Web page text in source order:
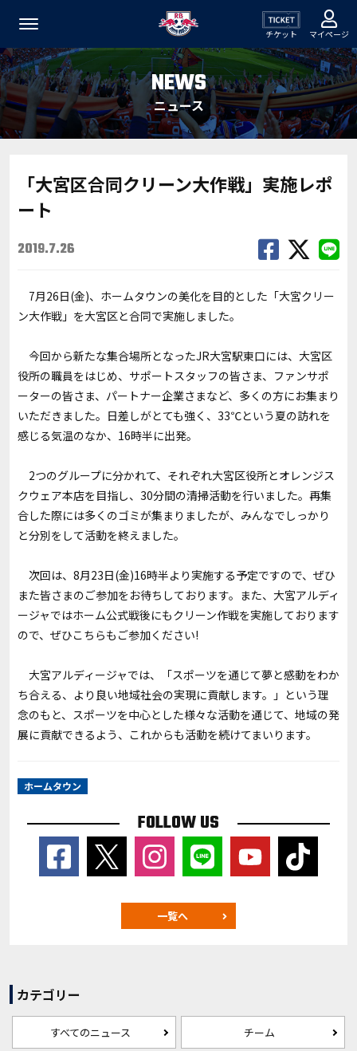
チケット マイページ
NEWS
ニュース
「大宮区合同クリーン大作戦」実施レポ
ート
2019.7.26
7月26日(金)、ホームタウンの美化を目的とした「大宮クリー
ン大作戦」を大宮区と合同で実施しました。
今回から新たな集合場所となったJR大宮駅東口には、大宮区
役所の職員をはじめ、サポートスタッフの皆さま、ファンサポ
ーターの皆さま、パートナー企業さまなど、多くの方にお集まり
いただきました。日差しがとても強く、33℃という夏の訪れを
感じる気温のなか、16時半に出発。
2つのグループに分かれて、それぞれ大宮区役所とオレンジス
クウェア本店を目指し、30分間の清掃活動を行いました。再集
合した際には多くのゴミが集まりましたが、みんなでしっかり
と分別をして活動を終えました。
次回は、8月23日(金)16時半より実施する予定ですので、ぜひ
また皆さまのご参加をお待ちしております。また、大宮アルディ
ージャではホーム公式戦後にもクリーン作戦を実施しております
ので、ぜひこちらもご参加ください!
大宮アルディージャでは、「スポーツを通じて夢と感動をわか
ち合える、より良い地域社会の実現に貢献します。」という理
念のもと、スポーツを中心とした様々な活動を通じて、地域の発
展に貢献できるよう、これからも活動を続けてまいります。
ホームタウン
FOLLOW US
一覧へ
カテゴリー
すべてのニュース チーム